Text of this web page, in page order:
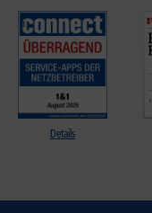
Details